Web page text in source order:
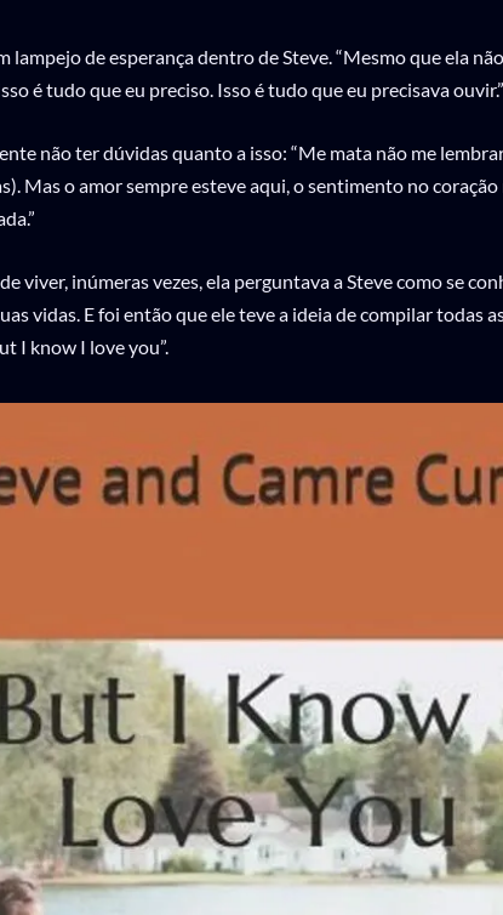
lampejo de esperança dentro de Steve. “Mesmo que ela
é tudo que eu preciso. Isso é tudo que eu precisava ouvir.”
não ter dúvidas quanto a isso: “Me mata não me
Mas o amor sempre esteve aqui, o sentimento no
viver, inúmeras vezes, ela perguntava a Steve como se
vidas. E foi então que ele teve a ideia de compilar todas
I know I love you”.